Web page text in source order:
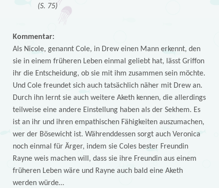
(S. 75)
Kommentar:
Als Nicole, genannt Cole, in Drew einen Mann erkennt, den
sie in einem früheren Leben einmal geliebt hat, lässt Griffon
ihr die Entscheidung, ob sie mit ihm zusammen sein möchte.
Und Cole freundet sich auch tatsächlich näher mit Drew an.
Durch ihn lernt sie auch weitere Aketh kennen, die allerdings
teilweise eine andere Einstellung haben als der Sekhem. Es
ist an ihr und ihren empathischen Fähigkeiten auszumachen,
wer der Bösewicht ist. Währenddessen sorgt auch Veronica
noch einmal für Ärger, indem sie Coles bester Freundin
Rayne weis machen will, dass sie ihre Freundin aus einem
früheren Leben wäre und Rayne auch bald eine Aketh
werden würde…